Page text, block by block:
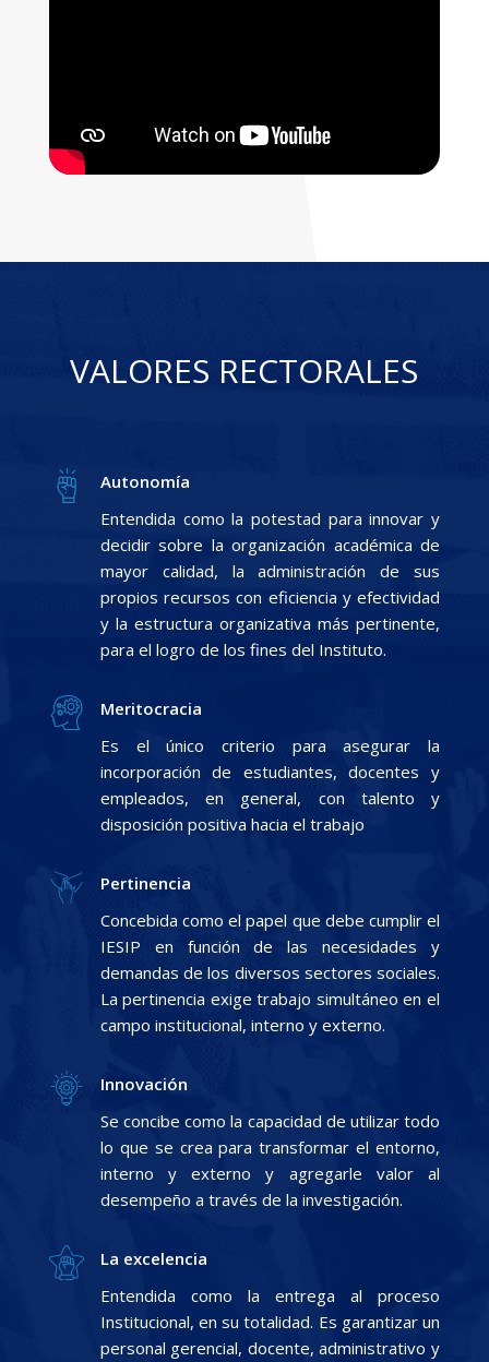
VALORES RECTORALES
Autonomía
Entendida como la potestad para innovar y
decidir sobre la organización académica de
mayor calidad, la administración de sus
propios recursos con eficiencia y efectividad
y la estructura organizativa más pertinente,
para el logro de los fines del Instituto.
Meritocracia
Es el único criterio para asegurar la
incorporación de estudiantes, docentes y
empleados, en general, con talento y
disposición positiva hacia el trabajo
Pertinencia
Concebida como el papel que debe cumplir el
IESIP en función de las necesidades y
demandas de los diversos sectores sociales.
La pertinencia exige trabajo simultáneo en el
campo institucional, interno y externo.
Innovación
Se concibe como la capacidad de utilizar todo
lo que se crea para transformar el entorno,
interno y externo y agregarle valor al
desempeño a través de la investigación.
La excelencia
Entendida como la entrega al proceso
Institucional, en su totalidad. Es garantizar un
personal gerencial, docente, administrativo y